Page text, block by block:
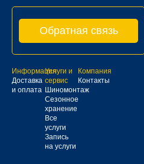
Обратная связь
Информация
Доставка
и оплата
Услуги и
сервис
Шиномонтаж
Сезонное
хранение
Все
услуги
Запись
на услуги
Компания
Контакты